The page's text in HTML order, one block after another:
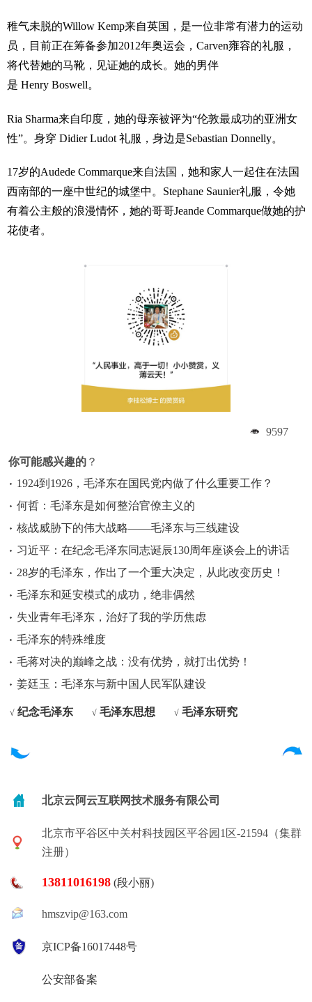
稚气未脱的Willow Kemp来自英国，是一位非常有潜力的运动
员，目前正在筹备参加2012年奥运会，Carven雍容的礼服，
将代替她的马靴，见证她的成长。她的男伴
是 Henry Boswell。
Ria Sharma来自印度，她的母亲被评为“伦敦最成功的亚洲女
性”。身穿 Didier Ludot 礼服，身边是Sebastian Donnelly。
17岁的Audede Commarque来自法国，她和家人一起住在法国
西南部的一座中世纪的城堡中。Stephane Saunier礼服，令她
有着公主般的浪漫情怀，她的哥哥Jeande Commarque做她的护
花使者。
9597
你可能感兴趣的 ？
1924到1926，毛泽东在国民党内做了什么重要工作？
何哲：毛泽东是如何整治官僚主义的
核战威胁下的伟大战略——毛泽东与三线建设
习近平：在纪念毛泽东同志诞辰130周年座谈会上的讲话
28岁的毛泽东，作出了一个重大决定，从此改变历史！
毛泽东和延安模式的成功，绝非偶然
失业青年毛泽东，治好了我的学历焦虑
毛泽东的特殊维度
毛蒋对决的巅峰之战：没有优势，就打出优势！
姜廷玉：毛泽东与新中国人民军队建设
√ 纪念毛泽东 √ 毛泽东思想 √ 毛泽东研究
北京云阿云互联网技术服务有限公司
北京市平谷区中关村科技园区平谷园1区-21594（集群
注册）
13811016198 (段小丽)
hmszvip@163.com
京ICP备16017448号
公安部备案